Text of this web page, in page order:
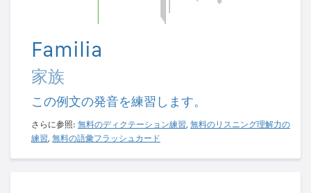
Familia
家族
この例文の発音を練習します。
さらに参照: 無料のディクテーション練習, 無料のリスニング理解力の
練習, 無料の語彙フラッシュカード